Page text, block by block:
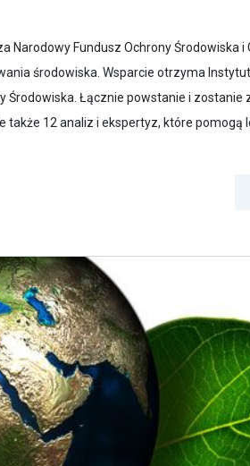
Narodowy Fundusz Ochrony Środowiska i
środowiska. Wsparcie otrzyma
Środowiska. Łącznie powstanie i
12 analiz i ekspertyz, które pomogą